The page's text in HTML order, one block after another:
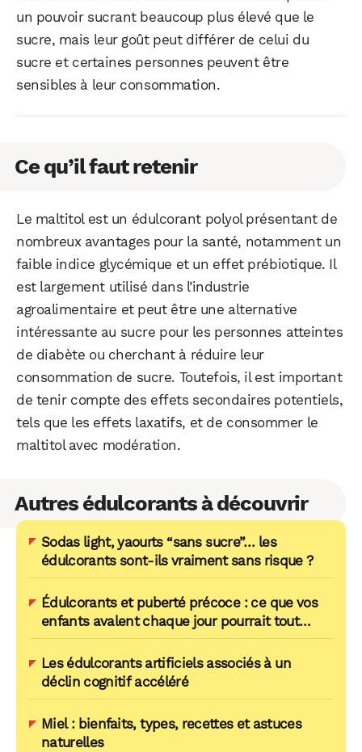
un pouvoir sucrant beaucoup plus élevé que le
sucre, mais leur goût peut différer de celui du
sucre et certaines personnes peuvent être
sensibles à leur consommation.
Ce qu’il faut retenir
Le maltitol est un édulcorant polyol présentant de
nombreux avantages pour la santé, notamment un
faible indice glycémique et un effet prébiotique. Il
est largement utilisé dans l’industrie
agroalimentaire et peut être une alternative
intéressante au sucre pour les personnes atteintes
de diabète ou cherchant à réduire leur
consommation de sucre. Toutefois, il est important
de tenir compte des effets secondaires potentiels,
tels que les effets laxatifs, et de consommer le
maltitol avec modération.
Autres édulcorants à découvrir
Sodas light, yaourts “sans sucre”… les
édulcorants sont-ils vraiment sans risque ?
Édulcorants et puberté précoce : ce que vos
enfants avalent chaque jour pourrait tout
changer
Les édulcorants artificiels associés à un
déclin cognitif accéléré
Miel : bienfaits, types, recettes et astuces
naturelles